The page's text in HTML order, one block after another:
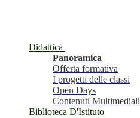
Didattica
Panoramica
Offerta formativa
I progetti delle classi
Open Days
Contenuti Multimediali
Biblioteca D'Istituto